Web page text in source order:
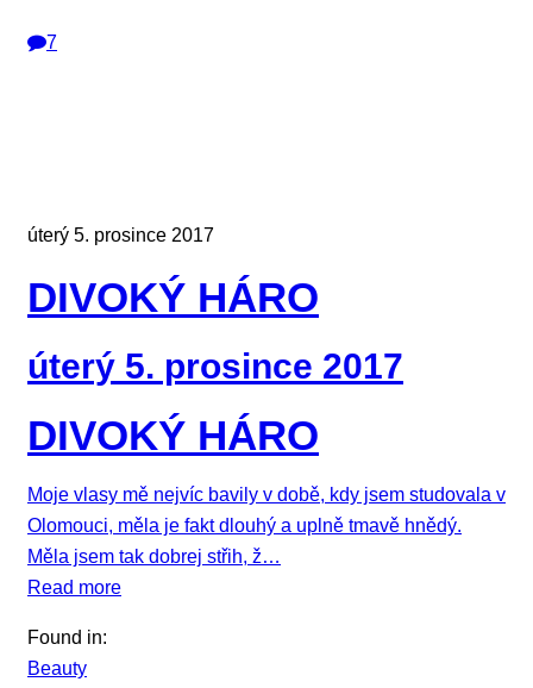
7
úterý 5. prosince 2017
DIVOKÝ HÁRO
úterý 5. prosince 2017
DIVOKÝ HÁRO
Moje vlasy mě nejvíc bavily v době, kdy jsem studovala v
Olomouci, měla je fakt dlouhý a uplně tmavě hnědý.
Měla jsem tak dobrej střih, ž…
Read more
Found in:
Beauty